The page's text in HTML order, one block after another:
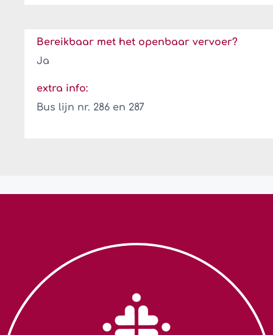
Bereikbaar met het openbaar vervoer?
Ja
extra info:
Bus lijn nr. 286 en 287